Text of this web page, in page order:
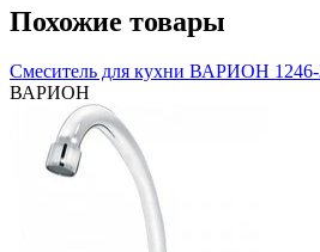
Похожие товары
Смеситель для кухни ВАРИОН
ВАРИОН